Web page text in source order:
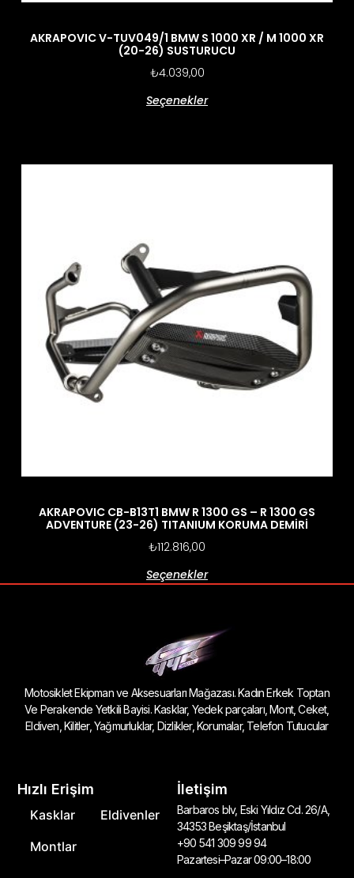
AKRAPOVIC V-TUV049/1 BMW S 1000 XR / M 1000 XR
(20-26) SUSTURUCU
₺4.039,00
Seçenekler
AKRAPOVIC CB-B13T1 BMW R 1300 GS – R 1300 GS
ADVENTURE (23-26) TITANIUM KORUMA DEMİRİ
₺112.816,00
Seçenekler
Motosiklet Ekipman ve Aksesuarları Mağazası. Kadın Erkek Toptan
Ve Perakende Yetkili Bayisi. Kasklar, Yedek parçaları, Mont, Ceket,
Eldiven, Kilitler, Yağmurluklar, Dizlikler, Korumalar, Telefon Tutucular
Hızlı Erişim
Kasklar
Eldivenler
Montlar
İletişim
Barbaros blv, Eski Yıldız Cd. 26/A,
34353 Beşiktaş/İstanbul
+90 541 309 99 94
Pazartesi–Pazar 09:00–18:00